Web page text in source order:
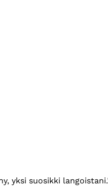
yksi suosikki langoistani.